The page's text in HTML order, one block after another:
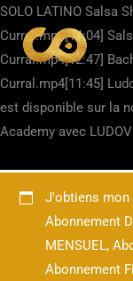
Aller
au
contenu
SOLO LATINO Salsa
Curral.mp4[14:04]
Curral.mp4[12:47]
Curral.mp4[11:45]
est disponible sur la
Academy avec
J'obtiens mon
Abonnement
MENSUEL,
Abonnement